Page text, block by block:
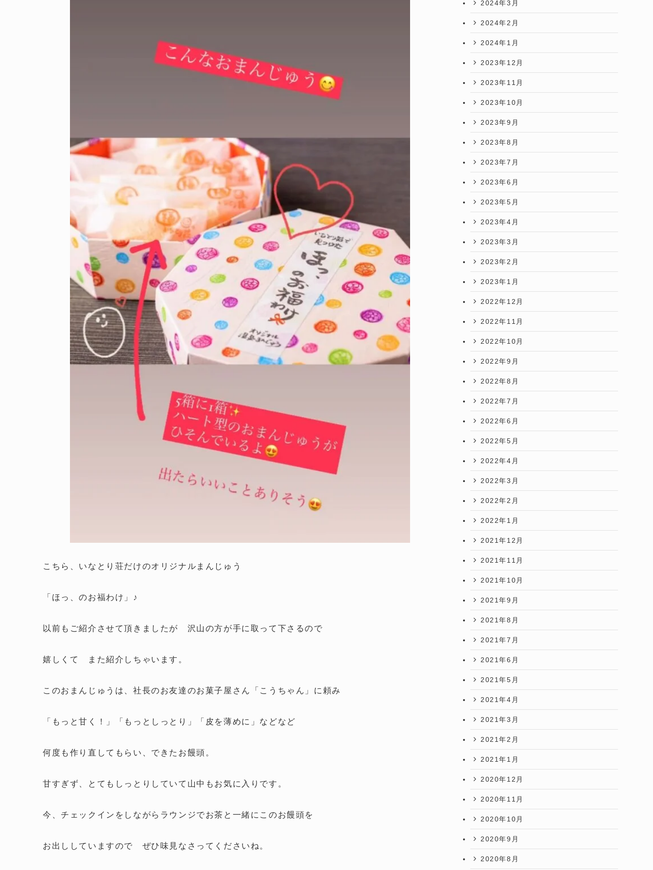
こちら、いなとり荘だけのオリジナルまんじゅう
「ほっ、のお福わけ」♪
以前もご紹介させて頂きましたが 沢山の方が手に取って下さるので
嬉しくて また紹介しちゃいます。
このおまんじゅうは、社長のお友達のお菓子屋さん「こうちゃん」に頼み
「もっと甘く！」「もっとしっとり」「皮を薄めに」などなど
何度も作り直してもらい、できたお饅頭。
甘すぎず、とてもしっとりしていて山中もお気に入りです。
今、チェックインをしながらラウンジでお茶と一緒にこのお饅頭を
お出ししていますので ぜひ味見なさってくださいね。
2024年3月
2024年2月
2024年1月
2023年12月
2023年11月
2023年10月
2023年9月
2023年8月
2023年7月
2023年6月
2023年5月
2023年4月
2023年3月
2023年2月
2023年1月
2022年12月
2022年11月
2022年10月
2022年9月
2022年8月
2022年7月
2022年6月
2022年5月
2022年4月
2022年3月
2022年2月
2022年1月
2021年12月
2021年11月
2021年10月
2021年9月
2021年8月
2021年7月
2021年6月
2021年5月
2021年4月
2021年3月
2021年2月
2021年1月
2020年12月
2020年11月
2020年10月
2020年9月
2020年8月